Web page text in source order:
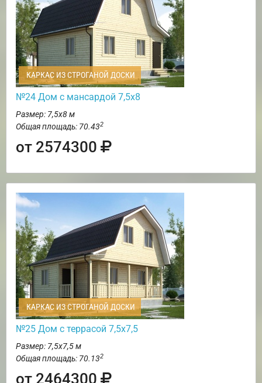
КАРКАС ИЗ СТРОГАНОЙ ДОСКИ
№24 Дом с мансардой 7,5х8
Размер: 7,5х8 м
Общая площадь: 70.432
от 2574300
КАРКАС ИЗ СТРОГАНОЙ ДОСКИ
№25 Дом с террасой 7,5х7,5
Размер: 7,5х7,5 м
Общая площадь: 70.132
от 2464300